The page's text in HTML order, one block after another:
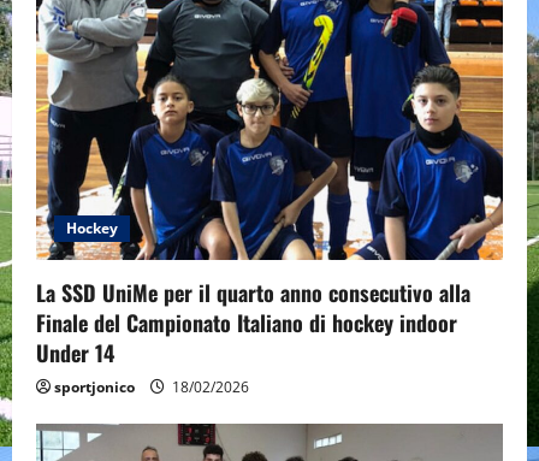
Hockey
La SSD UniMe per il quarto anno consecutivo alla
Finale del Campionato Italiano di hockey indoor
Under 14
sportjonico 18/02/2026